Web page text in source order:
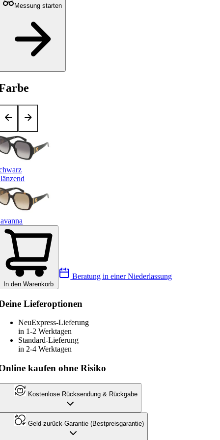
Messung starten
In den Warenkorb
Beratung in einer Niederlassung
Lieferoptionen
NeuExpress-Lieferung
in 1-2 Werktagen
Standard-Lieferung
in 2-4 Werktagen
kaufen ohne Risiko
Kostenlose Rücksendung & Rückgabe
Geld-zurück-Garantie (Bestpreisgarantie)